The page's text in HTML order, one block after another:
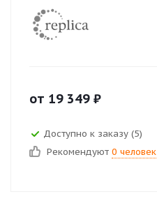
от 19 349 ₽
Доступно к заказу (5)
Рекомендуют 0 человек